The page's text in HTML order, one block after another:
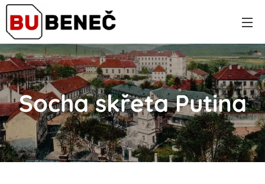
Socha skřeta Putina